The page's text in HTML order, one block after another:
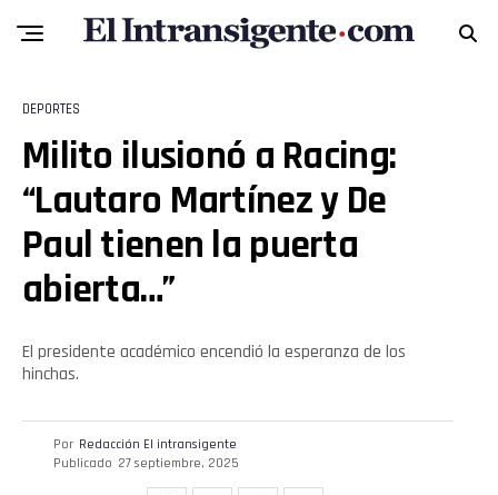
DEPORTES
Milito ilusionó a Racing:
“Lautaro Martínez y De
Paul tienen la puerta
abierta…”
El presidente académico encendió la esperanza de los
hinchas.
Por Redacción El intransigente
Publicado 27 septiembre, 2025
Flipboard
Pinterest
Whatsapp